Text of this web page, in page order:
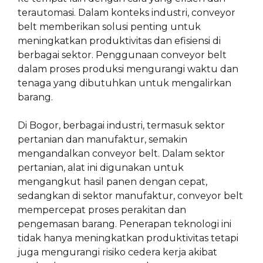
terautomasi. Dalam konteks industri, conveyor
belt memberikan solusi penting untuk
meningkatkan produktivitas dan efisiensi di
berbagai sektor. Penggunaan conveyor belt
dalam proses produksi mengurangi waktu dan
tenaga yang dibutuhkan untuk mengalirkan
barang.
Di Bogor, berbagai industri, termasuk sektor
pertanian dan manufaktur, semakin
mengandalkan conveyor belt. Dalam sektor
pertanian, alat ini digunakan untuk
mengangkut hasil panen dengan cepat,
sedangkan di sektor manufaktur, conveyor belt
mempercepat proses perakitan dan
pengemasan barang. Penerapan teknologi ini
tidak hanya meningkatkan produktivitas tetapi
juga mengurangi risiko cedera kerja akibat